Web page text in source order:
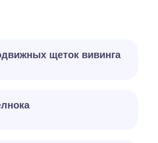
щеток вивинга